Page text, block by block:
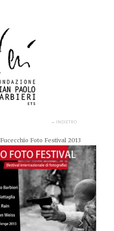
← INDIETRO
Fucecchio Foto Festival 2013